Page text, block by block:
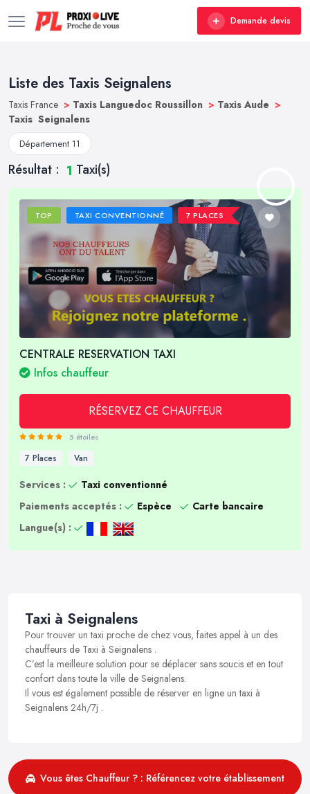
Demande devis
Liste des Taxis Seignalens
Taxis France > Taxis Languedoc Roussillon > Taxis Aude >
Taxis Seignalens
Département 11
Résultat : 1 Taxi(s)
TOP TAXI CONVENTIONNÉ 7 PLACES
CENTRALE RESERVATION TAXI
Infos chauffeur
RÉSERVEZ CE CHAUFFEUR
5 étoiles
7 Places Van
Services :
Taxi conventionné
Paiements acceptés :
Espèce
Carte bancaire
Langue(s) :
Taxi à Seignalens
Pour trouver un taxi proche de chez vous, faites appel à un des
chauffeurs de Taxi à Seignalens .
C’est la meilleure solution pour se déplacer sans soucis et en tout
confort dans toute la ville de Seignalens.
Il vous est également possible de réserver en ligne un taxi à
Seignalens 24h/7j .
Vous êtes Chauffeur ? : Référencez votre établissement